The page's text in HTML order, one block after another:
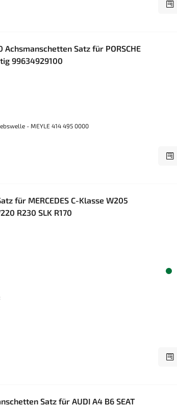
Achsmanschetten Satz für PORSCHE
99634929100
- MEYLE 414 495 0000
für MERCEDES C-Klasse W205
R230 SLK R170
Satz für AUDI A4 B6 SEAT